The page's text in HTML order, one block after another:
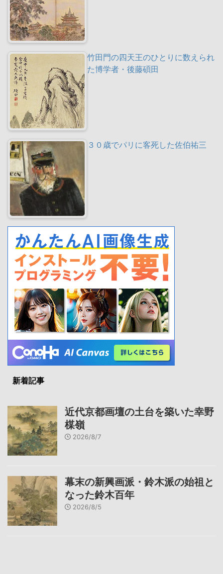
竹田門の四天王のひとりに数えられ
た博学者・後藤碩田
３０歳でパリに客死した佐伯祐三
新着記事
近代京都画壇の土台を築いた幸野
楳嶺
2026/8/7
幕末の新興画派・鈴木派の始祖と
なった鈴木百年
2026/8/5